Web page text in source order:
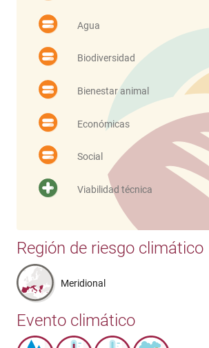
Agua
Biodiversidad
Bienestar animal
Económicas
Social
Viabilidad técnica
Región de riesgo climático
Meridional
Evento climático